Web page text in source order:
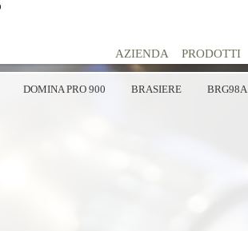
AZIENDA PRODOTTI
DOMINA PRO 900 BRASIERE BRG98A